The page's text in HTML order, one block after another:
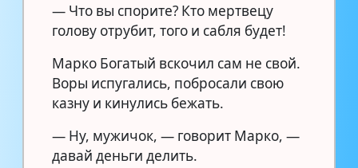
— Что вы спорите? Кто мертвецу
голову отрубит, того и сабля будет!
Марко Богатый вскочил сам не свой.
Воры испугались, побросали свою
казну и кинулись бежать.
— Ну, мужичок, — говорит Марко, —
давай деньги делить.